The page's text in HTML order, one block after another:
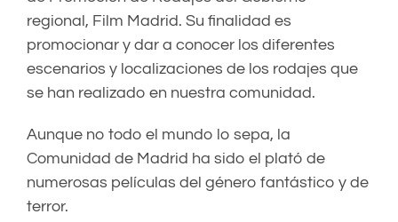
regional, Film Madrid. Su finalidad es
promocionar y dar a conocer los diferentes
escenarios y localizaciones de los rodajes que
se han realizado en nuestra comunidad.
Aunque no todo el mundo lo sepa, la
Comunidad de Madrid ha sido el plató de
numerosas películas del género fantástico y de
terror.